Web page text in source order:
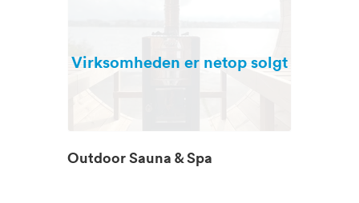
Virksomheden er netop solgt
Outdoor Sauna & Spa